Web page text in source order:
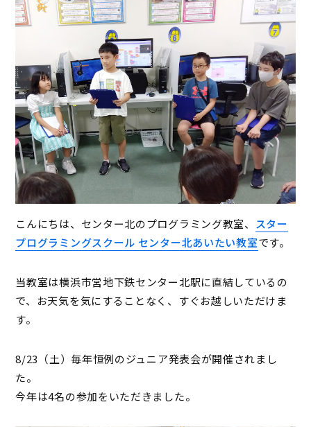
こんにちは、センター北のプログラミング教室、 スター
プログラミングスクール センター北あいたい教室です。
当教室は横浜市営地下鉄センター北駅に直結しているの
で、お天気を気にすることなく、すぐお越しいただけま
す。
8/23（土）毎年恒例のジュニア発表会が開催されまし
た。
今年は4名の参加をいただきました。